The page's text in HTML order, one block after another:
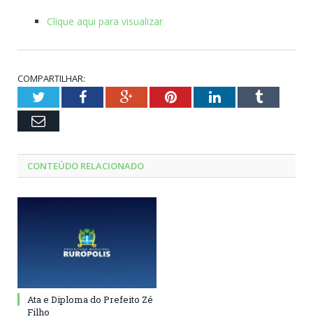
Clique aqui para visualizar
COMPARTILHAR:
TwitterFacebookGoogle+PinterestLinkedInTumblr
Email
CONTEÚDO RELACIONADO
Ata e Diploma do Prefeito Zé
Filho